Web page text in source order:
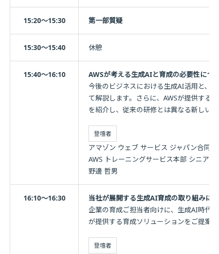
15:20～15:30 第一部質疑
15:30～15:40 休憩
15:40～16:10
AWSが考える生成AIと育成の必要性につ
今後のビジネスにおける生成AI活用と、
て解説します。さらに、AWSが提供する
を紹介し、従来の研修とは異なる新しい
登壇者
アマゾン ウェブ サービス ジャパン合同
AWS トレーニングサービス本部 シニア
野邊 哲男
16:10～16:30
当社が展開する生成AI育成の取り組みに
企業の育成ご担当者向けに、生成AI時代
が提供する育成ソリューションをご提案
登壇者